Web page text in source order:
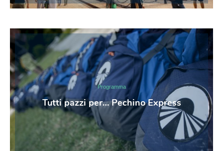
Programma
Tutti pazzi per… Pechino Express